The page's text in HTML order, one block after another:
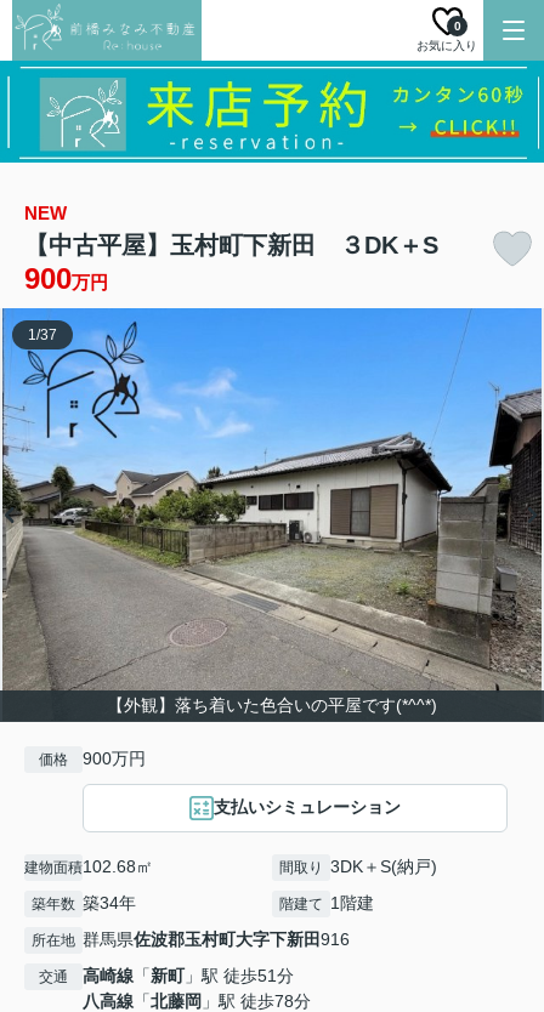
お気に入り
0
NEW
【中古平屋】玉村町下新田 ３DK＋S
900万円
【外観】落ち着いた色合いの平屋です(*^^*)
1/37
価格 900万円
支払いシミュレーション
建物面積102.68㎡ 間取り 3DK＋S(納戸)
築年数 築34年 階建て 1階建
所在地 群馬県佐波郡玉村町大字下新田916
交通 高崎線 「新町」駅 徒歩51分
八高線 「北藤岡 」駅 徒歩78分